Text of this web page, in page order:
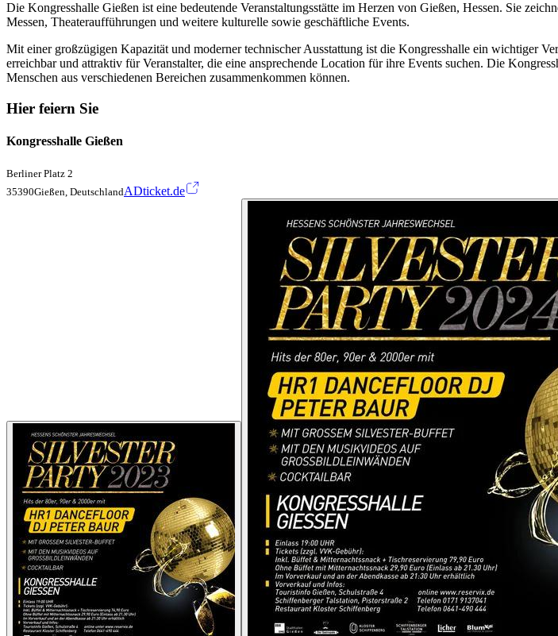
Die Kongresshalle Gießen ist eine bedeutende Veranstaltungsstätte im Herzen von Gießen, Hessen. Sie
Messen, Theateraufführungen und weitere kulturelle sowie geschäftliche Events.
Mit einer großzügigen Kapazität und moderner technischer Ausstattung ist die Kongresshalle ein wichtiger
erreichbar und attraktiv für Veranstalter, die eine ansprechende Location für ihre Events suchen. Die
Menschen aus verschiedenen Bereichen zusammenkommen können.
Hier feiern Sie
Kongresshalle Gießen
Berliner Platz 2
35390Gießen, DeutschlandADticket.de